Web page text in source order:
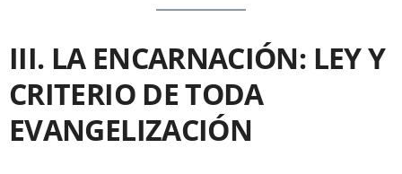
III. LA ENCARNACIÓN: LEY Y
CRITERIO DE TODA
EVANGELIZACIÓN